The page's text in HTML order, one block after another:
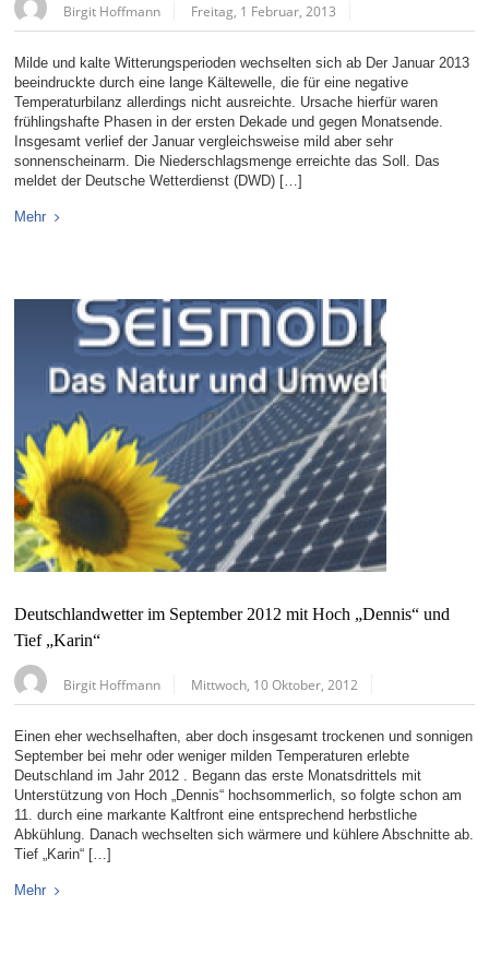
Birgit Hoffmann Freitag, 1 Februar, 2013
Milde und kalte Witterungsperioden wechselten sich ab Der Januar 2013
beeindruckte durch eine lange Kältewelle, die für eine negative
Temperaturbilanz allerdings nicht ausreichte. Ursache hierfür waren
frühlingshafte Phasen in der ersten Dekade und gegen Monatsende.
Insgesamt verlief der Januar vergleichsweise mild aber sehr
sonnenscheinarm. Die Niederschlagsmenge erreichte das Soll. Das
meldet der Deutsche Wetterdienst (DWD) […]
Mehr
Deutschlandwetter im September 2012 mit Hoch „Dennis“ und
Tief „Karin“
Birgit Hoffmann Mittwoch, 10 Oktober, 2012
Einen eher wechselhaften, aber doch insgesamt trockenen und sonnigen
September bei mehr oder weniger milden Temperaturen erlebte
Deutschland im Jahr 2012 . Begann das erste Monatsdrittels mit
Unterstützung von Hoch „Dennis“ hochsommerlich, so folgte schon am
11. durch eine markante Kaltfront eine entsprechend herbstliche
Abkühlung. Danach wechselten sich wärmere und kühlere Abschnitte ab.
Tief „Karin“ […]
Mehr